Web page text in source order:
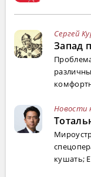
Сергей
Запад
Новости
кушать;